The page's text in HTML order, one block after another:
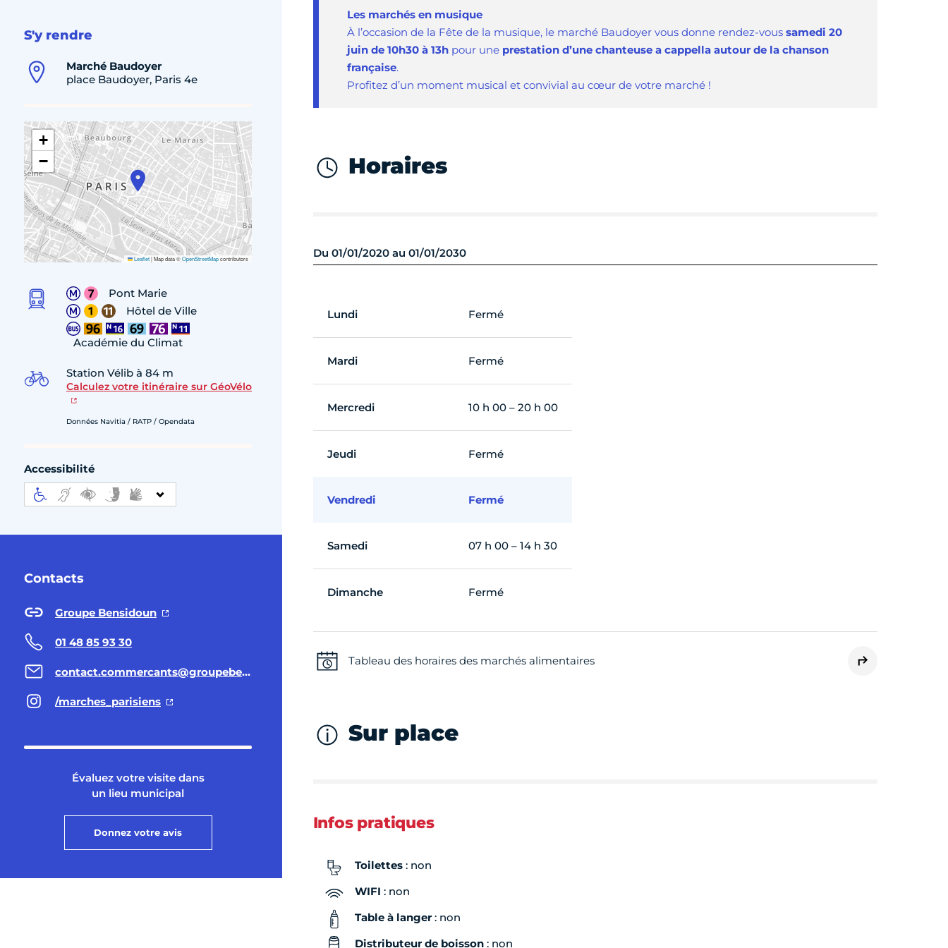
S'y rendre
Marché Baudoyer
place Baudoyer, Paris 4e
+
−
Leaflet|Map data ©OpenStreetMapcontributors
Pont Marie
Hôtel de Ville
Académie du Climat
Station Vélib à 84 m
Calculez votre itinéraire sur GéoVélo
Données Navitia / RATP / Opendata
Accessibilité
Contacts
Groupe Bensidoun
01 48 85 93 30
contact.commercants@groupebensidoun.com
/marches_parisiens
Évaluez votre visite dans
un lieu municipal
Donnez votre avis
Les marchés en musique
À l’occasion de la Fête de la musique, le marché Baudoyer vous donne rendez-vous samedi 20
juin de 10h30 à 13hpour une prestation d’une chanteuse a cappella autour de la chanson
française.
Profitez d’un moment musical et convivial au cœur de votre marché !
Horaires
Du 01/01/2020 au 01/01/2030
Lundi Fermé
Mardi Fermé
Mercredi 10 h 00 – 20 h 00
Jeudi Fermé
Vendredi Fermé
Samedi 07 h 00 – 14 h 30
Dimanche Fermé
Tableau des horaires des marchés alimentaires
Sur place
Infos pratiques
Toilettes: non
WIFI : non
Table à langer: non
Distributeur de boisson: non